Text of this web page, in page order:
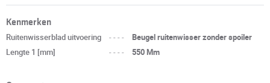
Kenmerken
Ruitenwisserblad uitvoering ----
Beugel ruitenwisser zonder spoiler
Lengte 1 [mm]
---- 550 Mm